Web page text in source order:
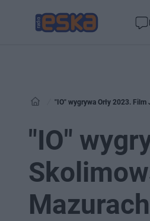
"IO" wygrywa Orły 2023.
"IO"
Mazurach